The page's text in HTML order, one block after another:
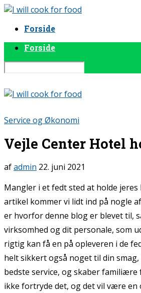
Forside
Forside
Service og Økonomi
Vejle Center Hotel
afadmin 22. juni 2021
Mangler i et fedt sted at holde
artikel kommer vi lidt ind på nogle
er hvorfor denne blog er blevet til,
virksomhed og dit personale, som
rigtig kan få en på opleveren i de
helt sikkert også noget til din
bedste service, og skaber familiære
ikke fortryde det, og det vil være en